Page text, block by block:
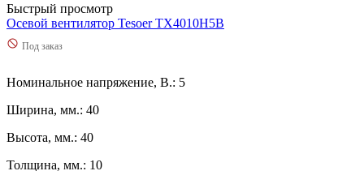
Быстрый просмотр
Осевой вентилятор Tesoer TX4010H5B
Под заказ
Номинальное напряжение, В.: 5
Ширина, мм.: 40
Высота, мм.: 40
Толщина, мм.: 10